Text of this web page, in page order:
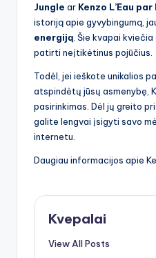
Jungle ar Kenzo L’Eau par
istoriją apie gyvybingumą,
energiją . Šie kvapai
patirti neįtikėtinus pojūčius.
Todėl, jei ieškote unikalios
atspindėtų jūsų asmenybę,
pasirinkimas. Dėl jų greito
galite lengvai įsigyti savo
internetu.
Daugiau informacijos apie
Kvepalai
View All Posts